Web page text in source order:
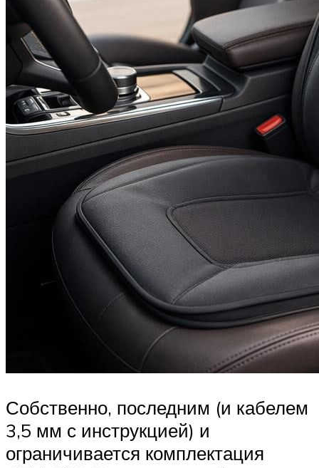
Собственно, последним (и кабелем
3,5 мм с инструкцией) и
ограничивается комплектация